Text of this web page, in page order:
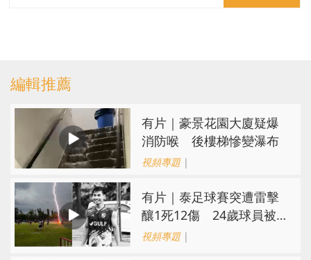
編輯推薦
有片｜豪景花園大廈疑爆
消防喉 後樓梯慘變瀑布
視頻專題|
有片｜泰足球賽突遭雷擊
釀1死12傷 24歲球員被
閃電劈中亡
視頻專題|